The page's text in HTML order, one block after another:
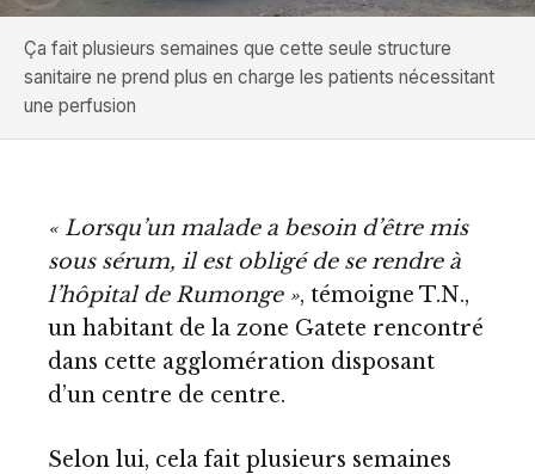
Ça fait plusieurs semaines que cette seule structure
sanitaire ne prend plus en charge les patients nécessitant
une perfusion
« Lorsqu’un malade a besoin d’être mis
sous sérum, il est obligé de se rendre à
l’hôpital de Rumonge », témoigne T.N.,
un habitant de la zone Gatete rencontré
dans cette agglomération disposant
d’un centre de centre.
Selon lui, cela fait plusieurs semaines